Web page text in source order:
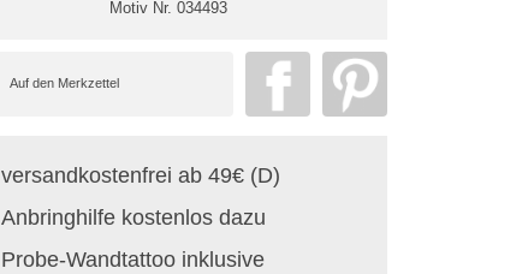
Motiv Nr. 034493
versandkostenfrei ab 49€ (D)
Anbringhilfe kostenlos dazu
Probe-Wandtattoo inklusive